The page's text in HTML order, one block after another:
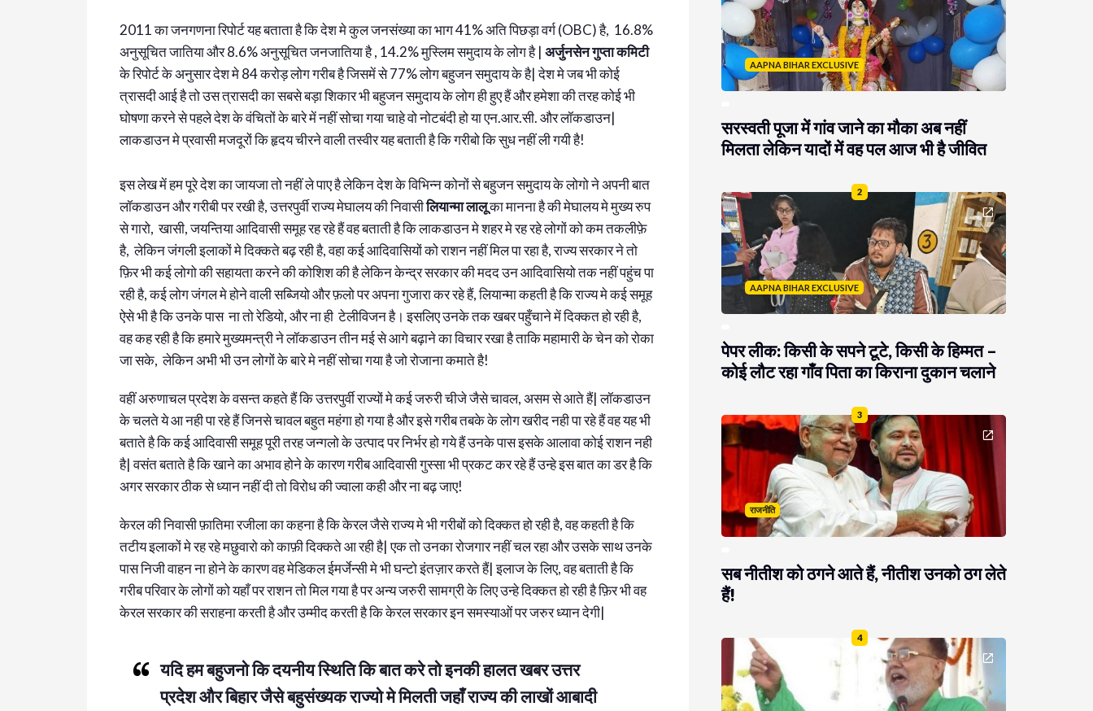
2011 का जनगणना रिपोर्ट यह बताता है कि देश मे कुल जनसंख्या का भाग 41% अति पिछड़ा वर्ग (OBC) है, 16.8%
अनुसूचित जातिया और 8.6% अनुसूचित जनजातिया है , 14.2% मुस्लिम समुदाय के लोग है | अर्जुनसेन गुप्ता कमिटी
के रिपोर्ट के अनुसार देश मे 84 करोड़ लोग गरीब है जिसमें से 77% लोग बहुजन समुदाय के है| देश मे जब भी कोई
त्रासदी आई है तो उस त्रासदी का सबसे बड़ा शिकार भी बहुजन समुदाय के लोग ही हुए हैं और हमेशा की तरह कोई भी
घोषणा करने से पहले देश के वंचितों के बारे में नहीं सोचा गया चाहे वो नोटबंदी हो या एन.आर.सी. और लॉकडाउन|
लाकडाउन मे प्रवासी मजदूरों कि हृदय चीरने वाली तस्वीर यह बताती है कि गरीबो कि सुध नहीं ली गयी है!
इस लेख में हम पूरे देश का जायजा तो नहीं ले पाए है लेकिन देश के विभिन्न कोनों से बहुजन समुदाय के लोगो ने अपनी बात
लॉकडाउन और गरीबी पर रखी है, उत्तरपुर्वी राज्य मेघालय की निवासीलियान्मा लालूका मानना है की मेघालय मे मुख्य रुप
से गारो, खासी, जयन्तिया आदिवासी समूह रह रहे हैं वह बताती है कि लाकडाउन मे शहर मे रह रहे लोगों को कम तकलीफ़े
है, लेकिन जंगली इलाकों मे दिक्कते बढ़ रही है, वहा कई आदिवासियों को राशन नहीं मिल पा रहा है, राज्य सरकार ने तो
फ़िर भी कई लोगो की सहायता करने की कोशिश की है लेकिन केन्द्र सरकार की मदद उन आदिवासियो तक नहीं पहुंच पा
रही है, कई लोग जंगल मे होने वाली सब्जियो और फ़लो पर अपना गुजारा कर रहे हैं, लियान्मा कहती है कि राज्य मे कई समूह
ऐसे भी है कि उनके पास ना तो रेडियो, और ना ही टेलीविजन है। इसलिए उनके तक खबर पहुँचाने में दिक्कत हो रही है,
वह कह रही है कि हमारे मुख्यमन्त्री ने लॉकडाउन तीन मई से आगे बढ़ाने का विचार रखा है ताकि महामारी के चेन को रोका
जा सके, लेकिन अभी भी उन लोगों के बारे मे नहीं सोचा गया है जो रोजाना कमाते है!
वहीं अरुणाचल प्रदेश के वसन्त कहते हैं कि उत्तरपुर्वी राज्यों मे कई जरुरी चीजे जैसे चावल, असम से आते हैं| लॉकडाउन
के चलते ये आ नही पा रहे हैं जिनसे चावल बहुत महंगा हो गया है और इसे गरीब तबके के लोग खरीद नही पा रहे हैं वह यह भी
बताते है कि कई आदिवासी समूह पूरी तरह जन्गलो के उत्पाद पर निर्भर हो गये हैं उनके पास इसके आलावा कोई राशन नही
है| वसंत बताते है कि खाने का अभाव होने के कारण गरीब आदिवासी गुस्सा भी प्रकट कर रहे हैं उन्हे इस बात का डर है कि
अगर सरकार ठीक से ध्यान नहीं दी तो विरोध की ज्वाला कही और ना बढ़ जाए!
केरल की निवासी फ़ातिमा रजीला का कहना है कि केरल जैसे राज्य मे भी गरीबों को दिक्कत हो रही है, वह कहती है कि
तटीय इलाकों मे रह रहे मछुवारो को काफ़ी दिक्कते आ रही है| एक तो उनका रोजगार नहीं चल रहा और उसके साथ उनके
पास निजी वाहन ना होने के कारण वह मेडिकल ईमर्जेन्सी मे भी घन्टो इंतज़ार करते हैं| इलाज के लिए, वह बताती है कि
गरीब परिवार के लोगों को यहाँ पर राशन तो मिल गया है पर अन्य जरुरी सामग्री के लिए उन्हे दिक्कत हो रही है फ़िर भी वह
केरल सरकार की सराहना करती है और उम्मीद करती है कि केरल सरकार इन समस्याओं पर जरुर ध्यान देगी|
यदि हम बहुजनो कि दयनीय स्थिति कि बात करे तो इनकी हालत खबर उत्तर
प्रदेश और बिहार जैसे बहुसंख्यक राज्यो मे मिलती जहाँ राज्य की लाखों आबादी
AAPNA BIHAR EXCLUSIVE
सरस्वती पूजा में गांव जाने का मौका अब नहीं
मिलता लेकिन यादों में वह पल आज भी है जीवित
2
AAPNA BIHAR EXCLUSIVE
पेपर लीक: किसी के सपने टूटे, किसी के हिम्मत –
कोई लौट रहा गाँव पिता का किराना दुकान चलाने
3
राजनीति
सब नीतीश को ठगने आते हैं, नीतीश उनको ठग लेते
हैं!
4